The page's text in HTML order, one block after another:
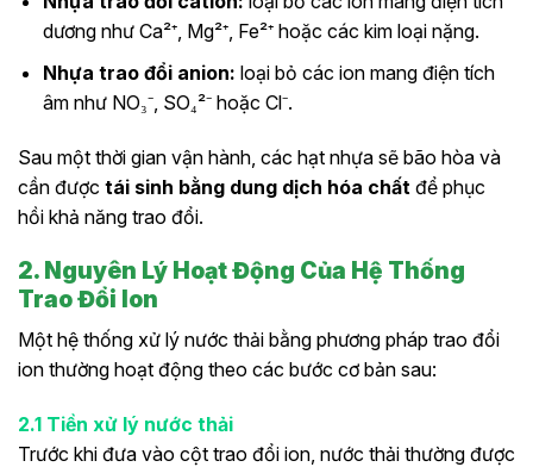
dương như Ca²⁺, Mg²⁺, Fe²⁺ hoặc các kim loại nặng.
Nhựa trao đổi anion: loại bỏ các ion mang điện tích
âm như NO₃⁻, SO₄²⁻ hoặc Cl⁻.
Sau một thời gian vận hành, các hạt nhựa sẽ bão hòa và
cần được tái sinh bằng dung dịch hóa chất để phục
hồi khả năng trao đổi.
2. Nguyên Lý Hoạt Động Của Hệ Thống
Trao Đổi Ion
Một hệ thống xử lý nước thải bằng phương pháp trao đổi
ion thường hoạt động theo các bước cơ bản sau:
2.1 Tiền xử lý nước thải
Trước khi đưa vào cột trao đổi ion, nước thải thường được